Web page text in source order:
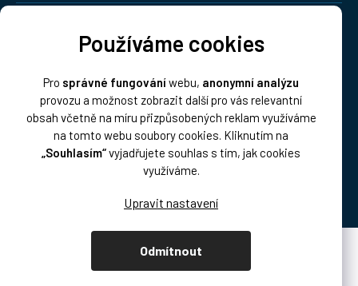
Používáme cookies
Pro správné fungováníwebu, anonymní analýzu
provozu a možnost zobrazit další pro vás relevantní
obsah včetně na míru přizpůsobených reklam využíváme
na tomto webu soubory cookies. Kliknutím na
„Souhlasím“vyjadřujete souhlas s tím, jak cookies
využíváme.
Odmítnout
Platba:
Vytvořil Shoptet Premium